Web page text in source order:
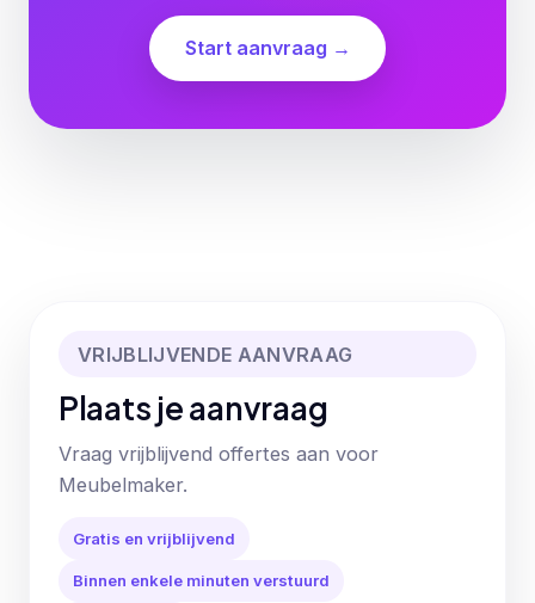
Start aanvraag →
VRIJBLIJVENDE AANVRAAG
Plaats je aanvraag
Vraag vrijblijvend offertes aan voor
Meubelmaker.
Gratis en vrijblijvend
Binnen enkele minuten verstuurd